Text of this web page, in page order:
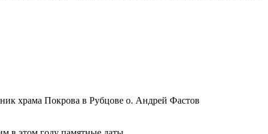
храма Покрова в Рубцове о. Андрей Фастов